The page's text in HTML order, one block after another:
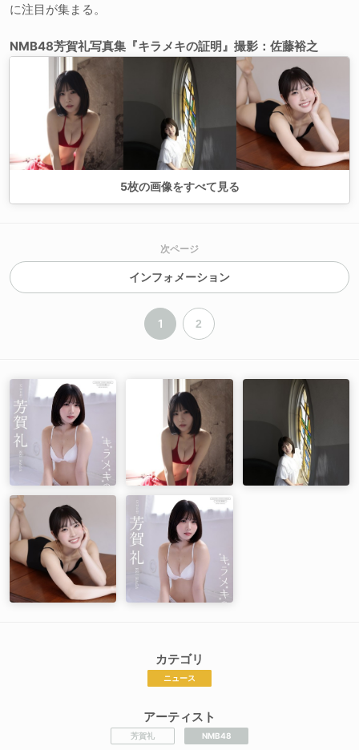
に注目が集まる。
NMB48芳賀礼写真集『キラメキの証明』撮影：佐藤裕之
5枚の画像をすべて見る
次ページ
インフォメーション
1 2
カテゴリ
ニュース
アーティスト
芳賀礼 NMB48